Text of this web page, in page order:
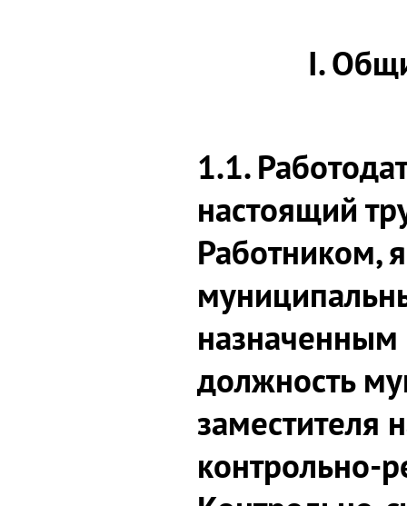
I.
1.1.
настоящий
Работником,
должность
заместителя
контрольно-